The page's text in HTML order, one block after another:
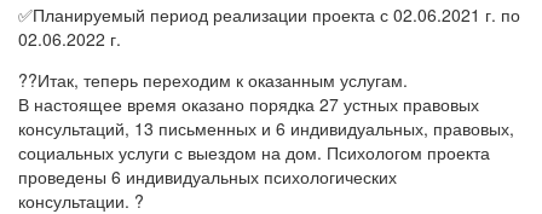
✅Планируемый период реализации проекта с 02.06.2021 г. по
02.06.2022 г.
??Итак, теперь переходим к оказанным услугам.
В настоящее время оказано порядка 27 устных правовых
консультаций, 13 письменных и 6 индивидуальных, правовых,
социальных услуги с выездом на дом. Психологом проекта
проведены 6 индивидуальных психологических
консультации. ?